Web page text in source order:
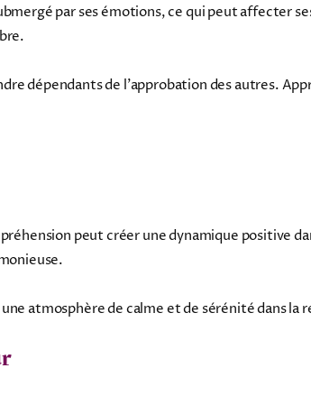
par ses émotions, ce qui peut affecter
dépendants de l'approbation des autres.
peut créer une dynamique positive
atmosphère de calme et de sérénité dans